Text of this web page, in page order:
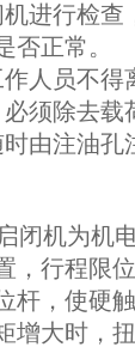
进行检
否正常。
人员不得
须除去载
由注油
闭机为机
，行程限
杆，使硬
增大时，